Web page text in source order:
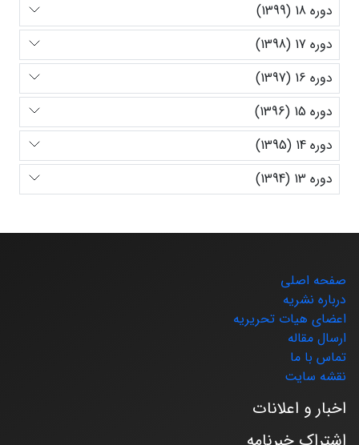
دوره 18 (1399)
دوره 17 (1398)
دوره 16 (1397)
دوره 15 (1396)
دوره 14 (1395)
دوره 13 (1394)
صفحه اصلی
درباره نشریه
اعضای هیات تحریریه
ارسال مقاله
تماس با ما
نقشه سایت
اخبار و اعلانات